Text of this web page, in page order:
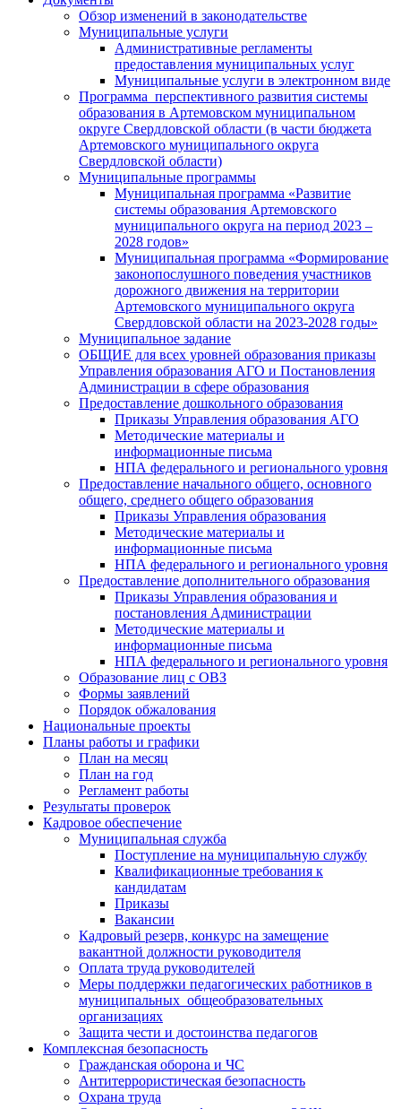
Обзор изменений в законодательстве
Муниципальные услуги
Административные регламенты
предоставления муниципальных услуг
Муниципальные услуги в электронном виде
Программа перспективного развития системы
образования в Артемовском муниципальном
округе Свердловской области (в части бюджета
Артемовского муниципального округа
Свердловской области)
Муниципальные программы
Муниципальная программа «Развитие
системы образования Артемовского
муниципального округа на период 2023 –
2028 годов»
Муниципальная программа «Формирование
законопослушного поведения участников
дорожного движения на территории
Артемовского муниципального округа
Свердловской области на 2023-2028 годы»
Муниципальное задание
ОБЩИЕ для всех уровней образования приказы
Управления образования АГО и Постановления
Администрации в сфере образования
Предоставление дошкольного образования
Приказы Управления образования АГО
Методические материалы и
информационные письма
НПА федерального и регионального уровня
Предоставление начального общего, основного
общего, среднего общего образования
Приказы Управления образования
Методические материалы и
информационные письма
НПА федерального и регионального уровня
Предоставление дополнительного образования
Приказы Управления образования и
постановления Администрации
Методические материалы и
информационные письма
НПА федерального и регионального уровня
Образование лиц с ОВЗ
Формы заявлений
Порядок обжалования
Национальные проекты
Планы работы и графики
План на месяц
План на год
Регламент работы
Результаты проверок
Кадровое обеспечение
Муниципальная служба
Поступление на муниципальную службу
Квалификационные требования к
кандидатам
Приказы
Вакансии
Кадровый резерв, конкурс на замещение
вакантной должности руководителя
Оплата труда руководителей
Меры поддержки педагогических работников в
муниципальных общеобразовательных
организациях
Защита чести и достоинства педагогов
Комплексная безопасность
Гражданская оборона и ЧС
Антитеррористическая безопасность
Охрана труда